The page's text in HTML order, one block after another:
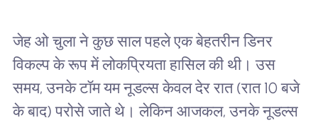
जेह ओ चुला ने कुछ साल पहले एक बेहतरीन डिनर
विकल्प के रूप में लोकप्रियता हासिल की थी। उस
समय, उनके टॉम यम नूडल्स केवल देर रात (रात 10 बजे
के बाद) परोसे जाते थे। लेकिन आजकल, उनके नूडल्स